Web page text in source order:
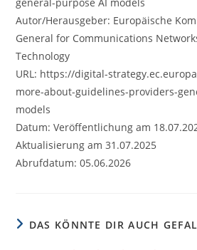
Autor/Herausgeber: Europäische
General for Communications
Technology
URL: https://digital-
more-about-guidelines-providers-
models
Datum: Veröffentlichung am
Aktualisierung am 31.07.2025
Abrufdatum: 05.06.2026
DAS KÖNNTE DIR AUCH